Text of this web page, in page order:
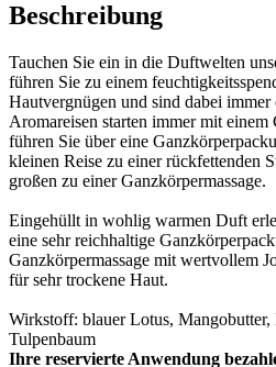
Beschreibung
Tauchen Sie ein in die Duftwelten
führen Sie zu einem
Hautvergnügen und sind dabei
Aromareisen starten immer mit
führen Sie über eine
kleinen Reise zu einer rückfettenden
großen zu einer Ganzkörpermassage.
Eingehüllt in wohlig warmen Duft
eine sehr reichhaltige
Ganzkörpermassage mit wertvollem
für sehr trockene Haut.
Wirkstoff: blauer Lotus,
Tulpenbaum
Ihre reservierte Anwendung